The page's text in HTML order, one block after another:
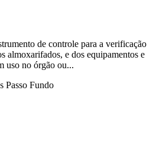
de controle para a verificação
almoxarifados, e dos equipamentos e
uso no órgão ou...
Passo Fundo